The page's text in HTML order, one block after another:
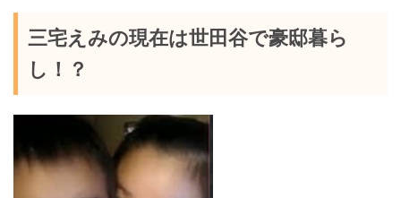
三宅えみの現在は世田谷で豪邸暮ら
し！？